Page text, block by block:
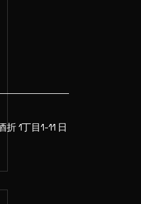
1丁目1-11 日